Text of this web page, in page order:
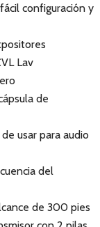
configuración y
Lav
de
usar para audio
del
de 300 pies